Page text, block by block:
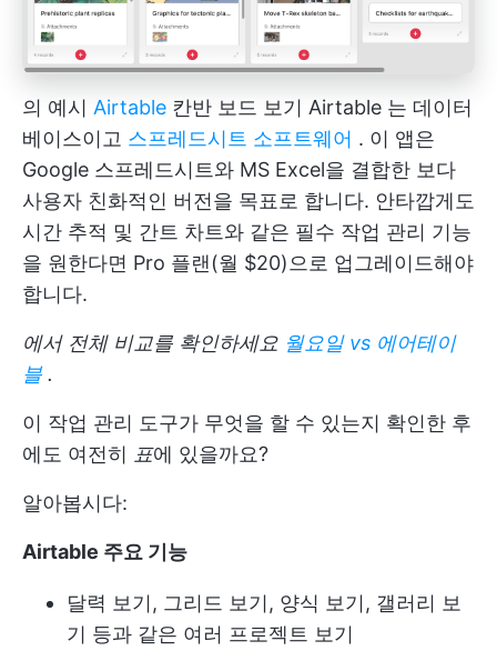
의 예시 Airtable 칸반 보드 보기 Airtable 는 데이터
베이스이고 스프레드시트 소프트웨어 . 이 앱은
Google 스프레드시트와 MS Excel을 결합한 보다
사용자 친화적인 버전을 목표로 합니다. 안타깝게도
시간 추적 및 간트 차트와 같은 필수 작업 관리 기능
을 원한다면 Pro 플랜(월 $20)으로 업그레이드해야
합니다.
에서 전체 비교를 확인하세요 월요일 vs 에어테이
블.
이 작업 관리 도구가 무엇을 할 수 있는지 확인한 후
에도 여전히 표에 있을까요?
알아봅시다:
Airtable 주요 기능
달력 보기, 그리드 보기, 양식 보기, 갤러리 보
기 등과 같은 여러 프로젝트 보기